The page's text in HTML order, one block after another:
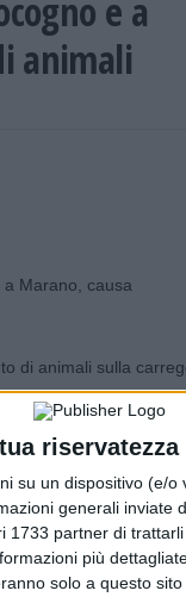
su un dispositivo (e/
generali inviate
1733 partner di
più
solo a questo
e a
animali
di animali sulla
di un capriolo, il
i casi sono stati